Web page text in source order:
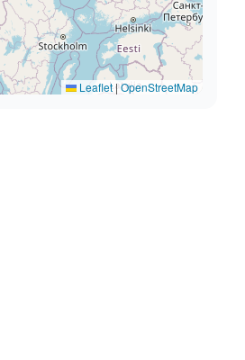
Leaflet|OpenStreetMap